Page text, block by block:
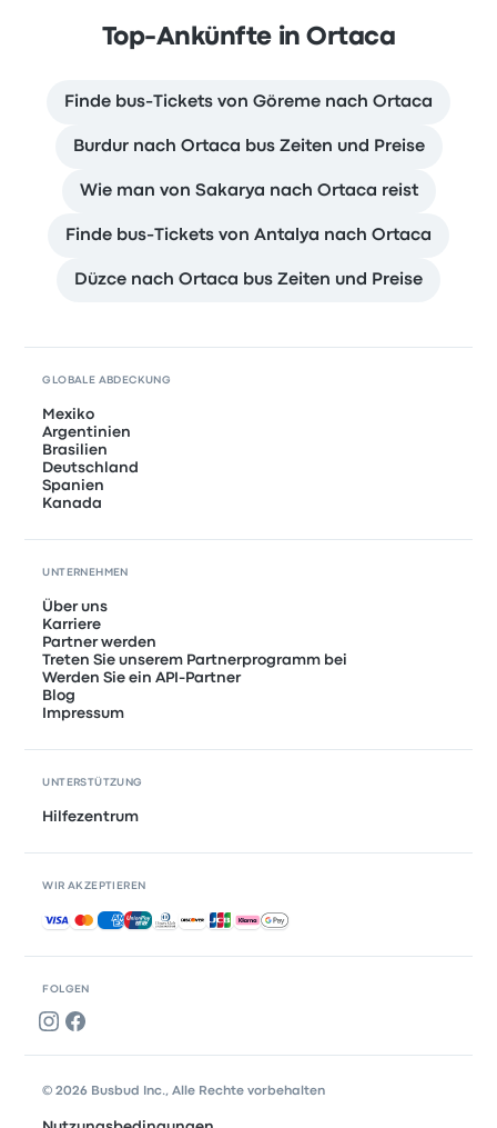
Top-Ankünfte in Ortaca
Finde bus-Tickets von Göreme nach Ortaca
Burdur nach Ortaca bus Zeiten und Preise
Wie man von Sakarya nach Ortaca reist
Finde bus-Tickets von Antalya nach Ortaca
Düzce nach Ortaca bus Zeiten und Preise
FOLGEN
GLOBALE ABDECKUNG
Mexiko
Argentinien
Brasilien
Deutschland
Spanien
Kanada
UNTERNEHMEN
Über uns
Karriere
Partner werden
Treten Sie unserem Partnerprogramm bei
Werden Sie ein API-Partner
Blog
Impressum
UNTERSTÜTZUNG
Hilfezentrum
WIR AKZEPTIEREN
Akzeptierte Zahlungsmethoden
© 2026 Busbud Inc., Alle Rechte vorbehalten